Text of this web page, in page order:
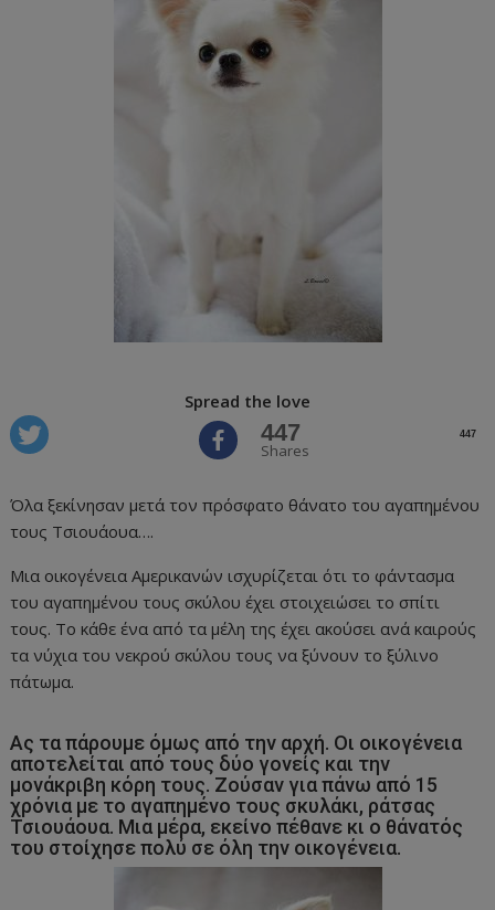
Spread the love
447
447
Shares
Όλα ξεκίνησαν μετά τον πρόσφατο θάνατο του αγαπημένου
τους Τσιουάουα….
Μια οικογένεια Αμερικανών ισχυρίζεται ότι το φάντασμα
του αγαπημένου τους σκύλου έχει στοιχειώσει το σπίτι
τους. Το κάθε ένα από τα μέλη της έχει ακούσει ανά καιρούς
τα νύχια του νεκρού σκύλου τους να ξύνουν το ξύλινο
πάτωμα.
Ας τα πάρουμε όμως από την αρχή. Οι οικογένεια
αποτελείται από τους δύο γονείς και την
μονάκριβη κόρη τους. Ζούσαν για πάνω από 15
χρόνια με το αγαπημένο τους σκυλάκι, ράτσας
Τσιουάουα. Μια μέρα, εκείνο πέθανε κι ο θάνατός
του στοίχησε πολύ σε όλη την οικογένεια.